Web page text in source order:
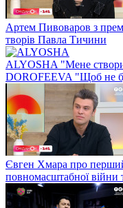
Артем Пивоваров з
творів Павла Тичини
ALYOSHA "Мене
DOROFEEVA "Щоб не
Євген Хмара про
повномасштабної війни